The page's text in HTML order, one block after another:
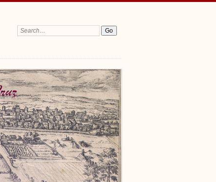
Search: